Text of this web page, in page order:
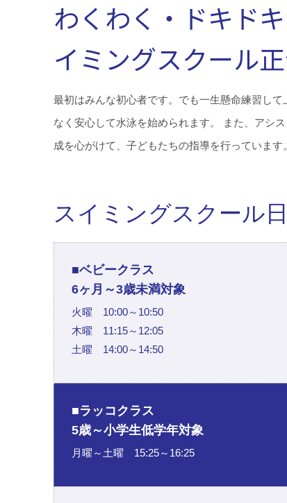
わくわく・ドキド
イミングスクール
最初はみんな初心者です。でも一生懸命練習し
なく安心して水泳を始められます。 また、アシ
成を心がけて、子どもたちの指導を行っています。
スイミングスクール
■ベビークラス
6ヶ月～3歳未満対象
火曜 10:00～10:50
木曜 11:15～12:05
土曜 14:00～14:50
■ラッコクラス
5歳～小学生低学年対象
月曜～土曜 15:25～16:25